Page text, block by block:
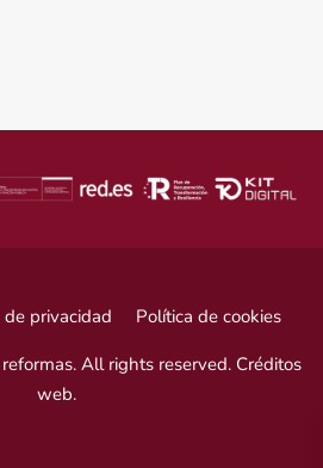
de privacidad
Política de cookies
All rights reserved. Créditos
web.